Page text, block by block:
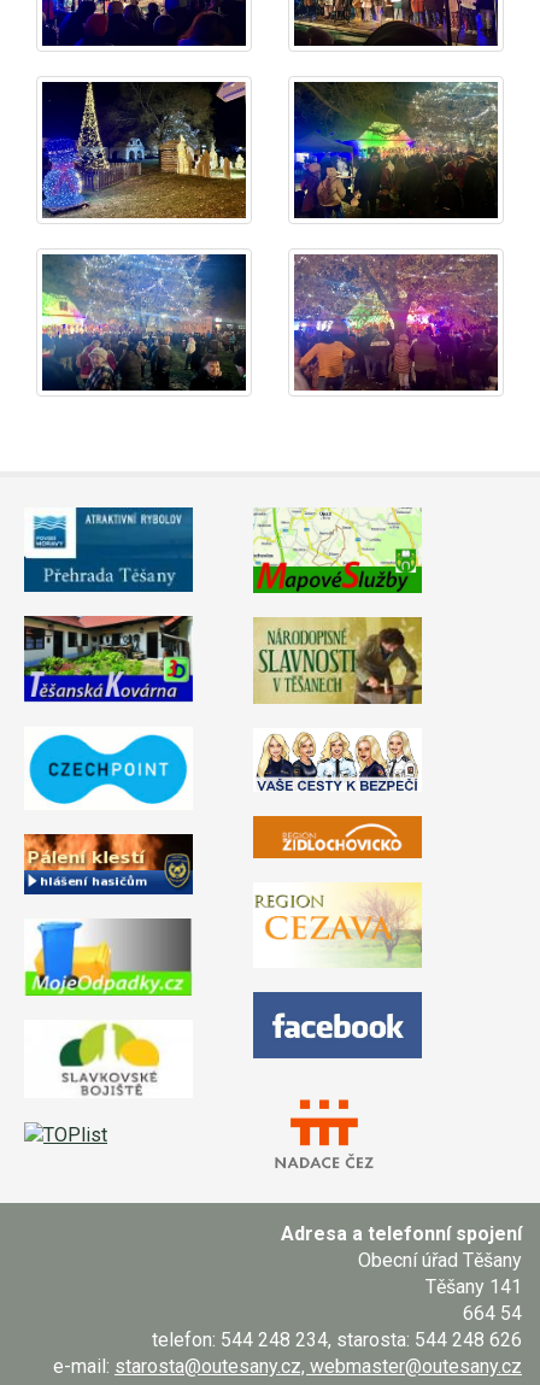
Adresa a telefonní spojení
Obecní úřad Těšany
Těšany 141
664 54
telefon: 544 248 234, starosta: 544 248 626
e-mail: starosta@outesany.cz, webmaster@outesany.cz